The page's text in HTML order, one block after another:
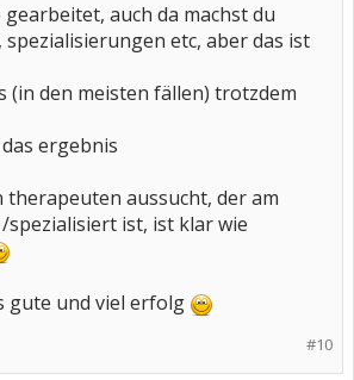
auch da machst du
etc, aber das ist
(in den meisten fällen) trotzdem
ergebnis
therapeuten aussucht, der am
spezialisiert ist, ist klar wie
gute und viel erfolg
#10